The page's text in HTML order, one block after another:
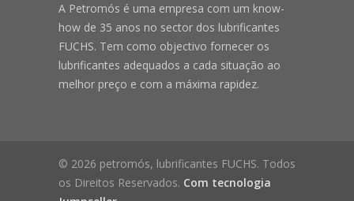
A Petromós é uma empresa com um know-
how de 35 anos no sector dos lubrificantes
FUCHS. Tem como objectivo fornecer os
lubrificantes adequados a cada situação ao
melhor preço e com a máxima rapidez.
© 2026 petromós, lubrificantes FUCHS. Todos
os Direitos Reservados. Com tecnologia